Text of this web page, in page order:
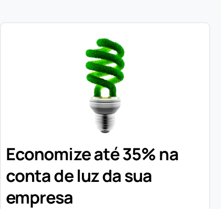
Economize até 35% na
conta de luz da sua
empresa